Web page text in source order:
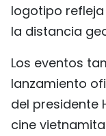
logotipo
la distancia
Los eventos
lanzamiento
del presidente
cine vietnamita